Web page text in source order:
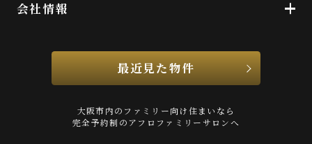
会社情報
最近見た物件
大阪市内のファミリー向け住まいなら
完全予約制のアフロファミリーサロンへ